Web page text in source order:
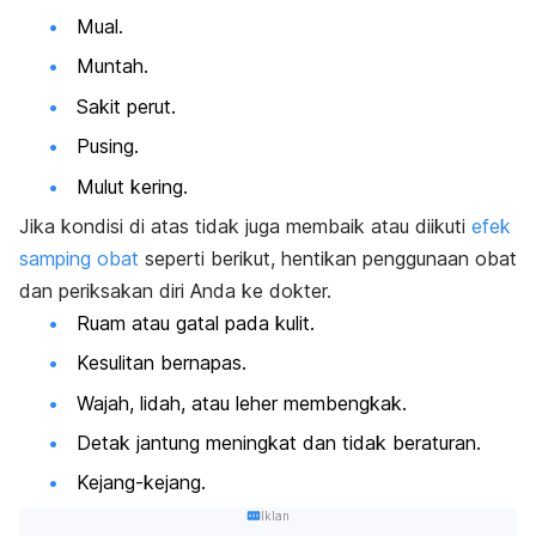
Mual.
Muntah.
Sakit perut.
Pusing.
Mulut kering.
Jika kondisi di atas tidak juga membaik atau diikuti efek
samping obat seperti berikut, hentikan penggunaan obat
dan periksakan diri Anda ke dokter.
Ruam atau gatal pada kulit.
Kesulitan bernapas.
Wajah, lidah, atau leher membengkak.
Detak jantung meningkat dan tidak beraturan.
Kejang-kejang.
Iklan